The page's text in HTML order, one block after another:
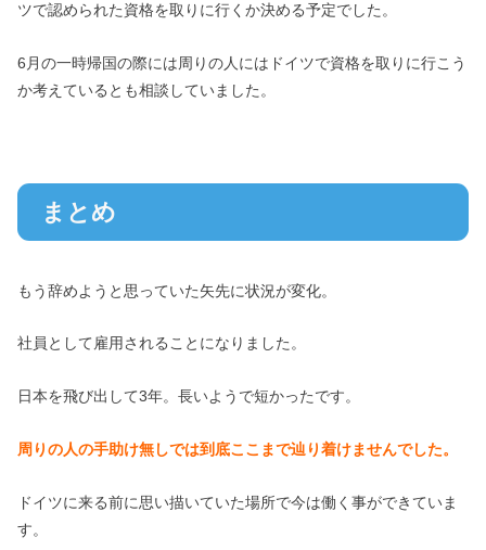
ツで認められた資格を取りに行くか決める予定でした。
6月の一時帰国の際には周りの人にはドイツで資格を取りに行こう
か考えているとも相談していました。
まとめ
もう辞めようと思っていた矢先に状況が変化。
社員として雇用されることになりました。
日本を飛び出して3年。長いようで短かったです。
周りの人の手助け無しでは到底ここまで辿り着けませんでした。
ドイツに来る前に思い描いていた場所で今は働く事ができていま
す。